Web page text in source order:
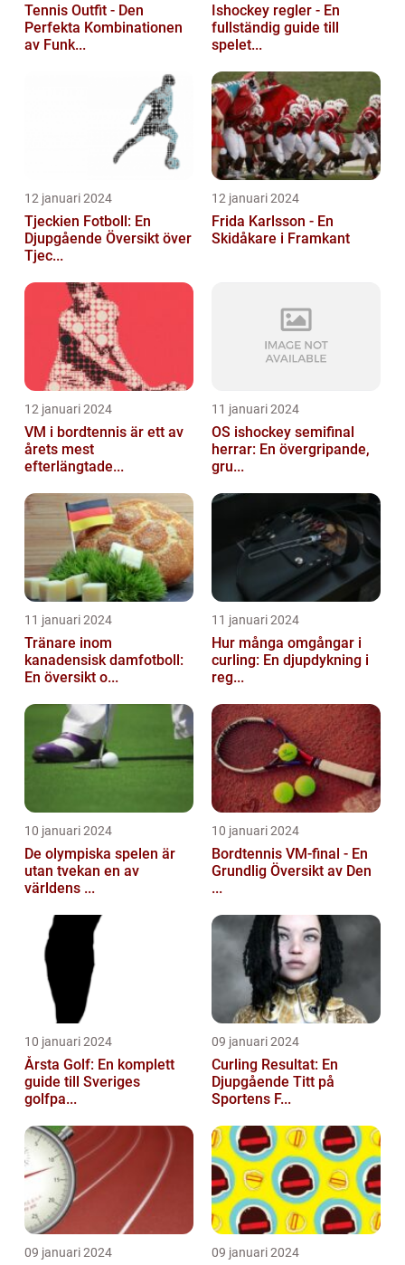
Tennis Outfit - Den
Perfekta Kombinationen
av Funk...
Ishockey regler - En
fullständig guide till
spelet...
12 januari 2024
Tjeckien Fotboll: En
Djupgående Översikt över
Tjec...
12 januari 2024
Frida Karlsson - En
Skidåkare i Framkant
12 januari 2024
VM i bordtennis är ett av
årets mest
efterlängtade...
11 januari 2024
OS ishockey semifinal
herrar: En övergripande,
gru...
11 januari 2024
Tränare inom
kanadensisk damfotboll:
En översikt o...
11 januari 2024
Hur många omgångar i
curling: En djupdykning i
reg...
10 januari 2024
De olympiska spelen är
utan tvekan en av
världens ...
10 januari 2024
Bordtennis VM-final - En
Grundlig Översikt av Den
...
10 januari 2024
Årsta Golf: En komplett
guide till Sveriges
golfpa...
09 januari 2024
Curling Resultat: En
Djupgående Titt på
Sportens F...
09 januari 2024 09 januari 2024